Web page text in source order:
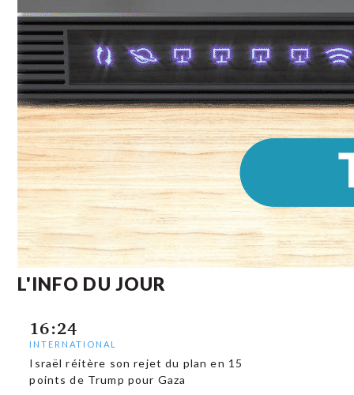
L'INFO DU JOUR
16:24
INTERNATIONAL
Israël réitère son rejet du plan en 15
points de Trump pour Gaza